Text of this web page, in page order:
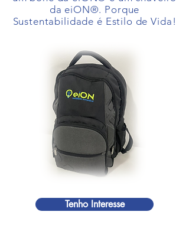
da eiON®. Porque
Sustentabilidade é Estilo de Vida!
Tenho Interesse